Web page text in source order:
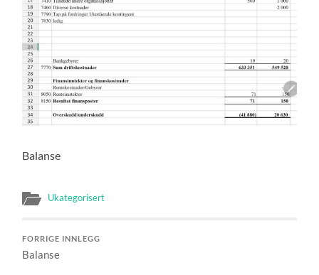
Balanse
Ukategorisert
FORRIGE INNLEGG
Balanse